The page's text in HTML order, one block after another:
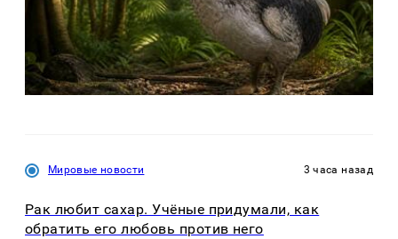
Мировые новости 3 часа назад
Рак любит сахар. Учёные придумали, как
обратить его любовь против него